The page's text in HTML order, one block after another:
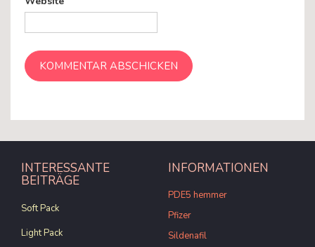
INTERESSANTE
BEITRÄGE
Soft Pack
Light Pack
INFORMATIONEN
PDE5 hemmer
Pfizer
Sildenafil